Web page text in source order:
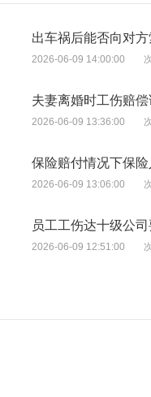
出车祸后能否向对
2026-06-09 14:00:00
夫妻离婚时工伤赔偿
2026-06-09 13:36:00
保险赔付情况下保
2026-06-09 13:06:00
员工工伤达十级公
2026-06-09 12:51:00